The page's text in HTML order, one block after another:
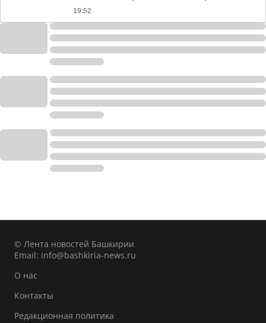
19:52
© Лента новостей Башкирии
Email: info@bashkiria-news.ru
О нас
Контакты
Редакционная политика